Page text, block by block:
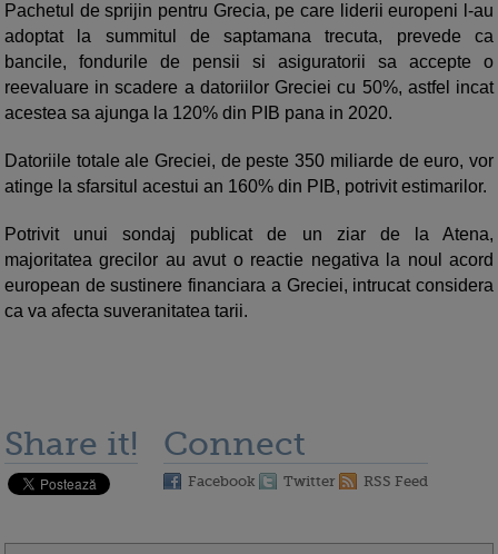
Pachetul de sprijin pentru Grecia, pe care liderii europeni l-au
adoptat la summitul de saptamana trecuta, prevede ca
bancile, fondurile de pensii si asiguratorii sa accepte o
reevaluare in scadere a datoriilor Greciei cu 50%, astfel incat
acestea sa ajunga la 120% din PIB pana in 2020.
Datoriile totale ale Greciei, de peste 350 miliarde de euro, vor
atinge la sfarsitul acestui an 160% din PIB, potrivit estimarilor.
Potrivit unui sondaj publicat de un ziar de la Atena,
majoritatea grecilor au avut o reactie negativa la noul acord
european de sustinere financiara a Greciei, intrucat considera
ca va afecta suveranitatea tarii.
Share it! Connect
Facebook Twitter RSS Feed